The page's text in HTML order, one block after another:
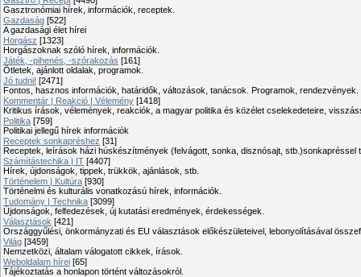
Gasztronómiai hírek, információk, receptek.
Gazdaság [522]
A gazdasági élet hírei
Horgász [1323]
Horgászoknak szóló hírek, információk.
Játék, -pihenés, -szórakozás [161]
Ötletek, ajánlott oldalak, programok.
Jó tudni! [2471]
Fontos, hasznos információk, határidők, változások, tanácsok. Programok, rendezvények.
Kommentár | Reakció | Vélemény [1418]
Kritikus írások, vélemények, reakciók, a magyar politika és közélet cselekedeteire,
Politika [759]
Politikai jellegű hírek információk
Receptek sonkapréshez [31]
Receptek, leírások házi húskészítmények (felvágott, sonka, disznósajt, stb.)sonkapréssel
Számítástechika | IT [4407]
Hírek, újdonságok, tippek, trükkök, ajánlások, stb.
Történelem | Kultúra [930]
Történelmi és kulturális vonatkozású hírek, információk.
Tudomány | Technika [3099]
Újdonságok, felfedezések, új kutatási eredmények, érdekességek.
Választások [421]
Országgyűlési, önkormányzati és EU választások előkészületeivel, lebonyolításával
Világ [3459]
Nemzetközi, általam válogatott cikkek, írások.
Weboldalam hírei [65]
Tájékoztatás a honlapon történt változásokról.